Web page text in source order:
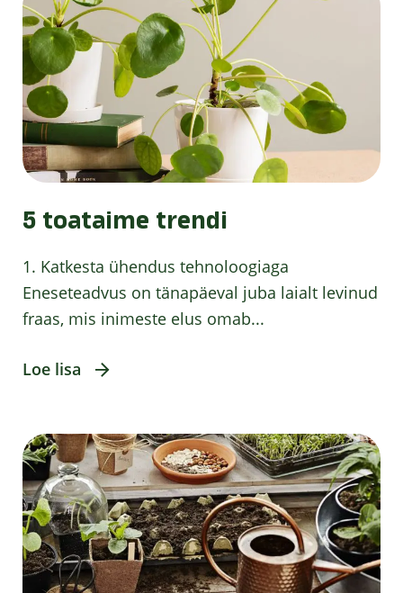
5 toataime trendi
1. Katkesta ühendus tehnoloogiaga
Eneseteadvus on tänapäeval juba laialt levinud
fraas, mis inimeste elus omab...
Loe lisa